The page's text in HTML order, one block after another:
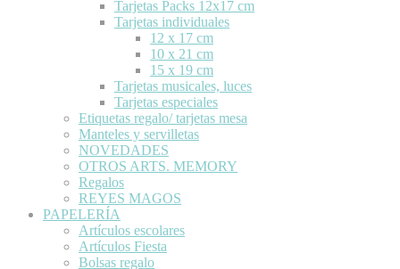
Tarjetas Packs 12x17 cm
Tarjetas individuales
12 x 17 cm
10 x 21 cm
15 x 19 cm
Tarjetas musicales, luces
Tarjetas especiales
Etiquetas regalo/ tarjetas mesa
Manteles y servilletas
NOVEDADES
OTROS ARTS. MEMORY
Regalos
REYES MAGOS
PAPELERÍA
Artículos escolares
Artículos Fiesta
Bolsas regalo